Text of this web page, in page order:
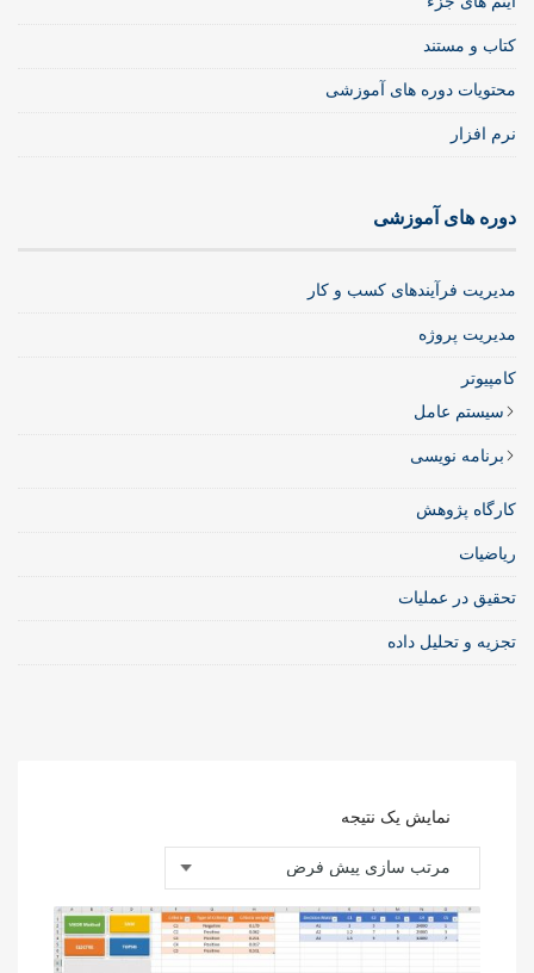
کتاب و مستند
محتویات دوره های آموزشی
نرم افزار
دوره های آموزشی
مدیریت فرآیندهای کسب و کار
مدیریت پروژه
کامپیوتر
سیستم عامل
برنامه نویسی
کارگاه پژوهش
ریاضیات
تحقیق در عملیات
تجزیه و تحلیل داده
نمایش یک نتیجه